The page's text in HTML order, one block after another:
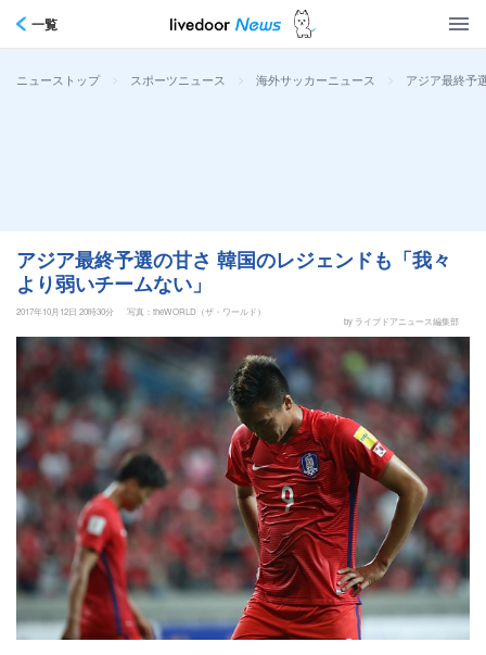
一覧
ニューストップ > スポーツニュース > 海外サッカーニュース > アジア最終予
アジア最終予選の甘さ 韓国のレジェンドも「我々
より弱いチームない」
2017年10月12日 20時30分
写真：theWORLD（ザ・ワールド）
by ライブドアニュース編集部